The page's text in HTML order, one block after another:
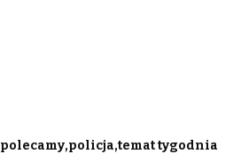
polecamy policja temat tygodnia